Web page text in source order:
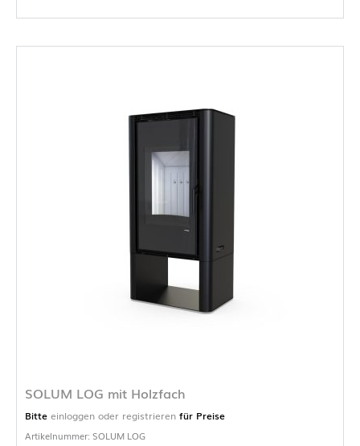
SOLUM LOG mit Holzfach
Bitte einloggen oder registrieren für Preise
Artikelnummer: SOLUM LOG